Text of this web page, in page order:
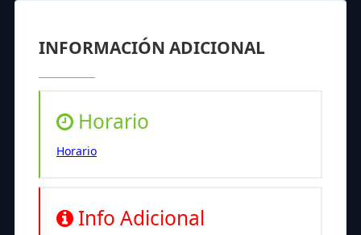
INFORMACIÓN ADICIONAL
Horario
Horario
Info Adicional